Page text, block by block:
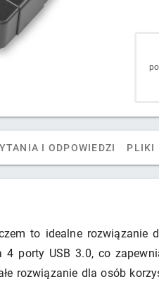
I ODPOWIEDZI PLIKI
to idealne rozwiązanie
4 porty USB 3.0, co
rozwiązanie dla osób